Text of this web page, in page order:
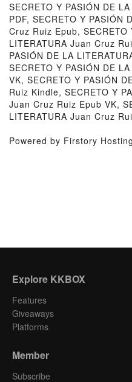
SECRETO Y PASIÓN DE
PDF, SECRETO Y PASIÓN
Cruz Ruiz Epub, SECRETO
LITERATURA Juan Cruz
PASIÓN DE LA
SECRETO Y PASIÓN DE
VK, SECRETO Y PASIÓN
Ruiz Kindle, SECRETO Y
Juan Cruz Ruiz Epub VK,
LITERATURA Juan Cruz
Powered by Firstory Hosting
Explore KKBOX
Features
Giveaways
Platforms
Member
Subscribe